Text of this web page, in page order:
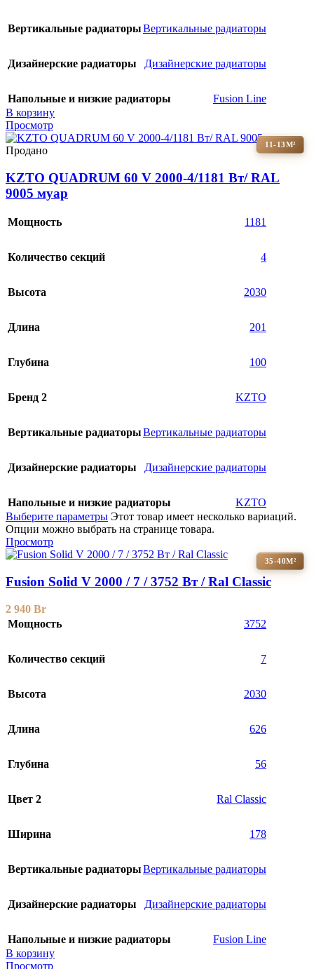
Вертикальные радиаторыВертикальные радиаторы
Дизайнерские радиаторы Дизайнерские радиаторы
Напольные и низкие радиаторы
Fusion Line
В корзину
Просмотр
11-13М²
Продано
KZTO QUADRUM 60 V 2000-4/1181 Вт/ RAL
9005 муар
Мощность 1181
Количество секций 4
Высота 2030
Длина 201
Глубина 100
Бренд 2 KZTO
Вертикальные радиаторыВертикальные радиаторы
Дизайнерские радиаторы Дизайнерские радиаторы
Напольные и низкие радиаторы
KZTO
Выберите параметры Этот товар имеет несколько вариаций.
Опции можно выбрать на странице товара.
Просмотр
35-40М²
Fusion Solid V 2000 / 7 / 3752 Вт / Ral Classic
2 940 Br
Мощность
3752
Количество секций 7
Высота 2030
Длина 626
Глубина 56
Цвет 2 Ral Classic
Ширина 178
Вертикальные радиаторыВертикальные радиаторы
Дизайнерские радиаторы Дизайнерские радиаторы
Напольные и низкие радиаторы
Fusion Line
В корзину
Просмотр